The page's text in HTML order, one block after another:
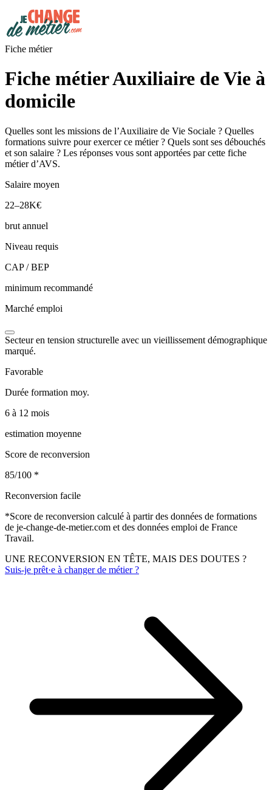
Fiche métier
Fiche métier Auxiliaire de Vie à
domicile
Quelles sont les missions de l’Auxiliaire de Vie Sociale ? Quelles
formations suivre pour exercer ce métier ? Quels sont ses débouchés
et son salaire ? Les réponses vous sont apportées par cette fiche
métier d’AVS.
Salaire moyen
22–28K€
brut annuel
Niveau requis
CAP / BEP
minimum recommandé
Marché emploi
Secteur en tension structurelle avec un vieillissement démographique
marqué.
Favorable
Durée formation moy.
6 à 12 mois
estimation moyenne
Score de reconversion
85/100 *
Reconversion facile
*Score de reconversion calculé à partir des données de formations
de je-change-de-metier.com et des données emploi de France
Travail.
UNE RECONVERSION EN TÊTE, MAIS DES DOUTES ?
Suis-je prêt·e à changer de métier ?